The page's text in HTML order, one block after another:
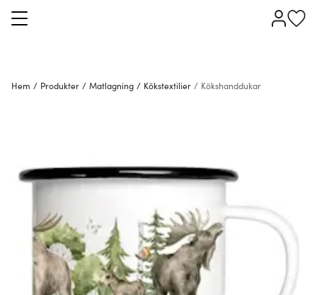
Hem / Produkter / Matlagning / Kökstextilier / Kökshanddukar